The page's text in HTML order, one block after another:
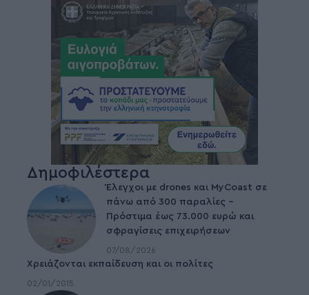
Δημοφιλέστερα
Έλεγχοι με drones και MyCoast σε
πάνω από 300 παραλίες –
Πρόστιμα έως 73.000 ευρώ και
σφραγίσεις επιχειρήσεων
07/08/2026
Χρειάζονται εκπαίδευση και οι πολίτες
02/01/2015